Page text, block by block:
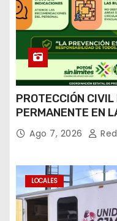
PROTECCIÓN
PERMANENTE EN
Ago 7, 2026
LOCALES